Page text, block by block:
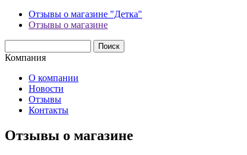
Отзывы о магазине "Детка"
Отзывы о магазине
Компания
О компании
Новости
Отзывы
Контакты
Отзывы о магазине